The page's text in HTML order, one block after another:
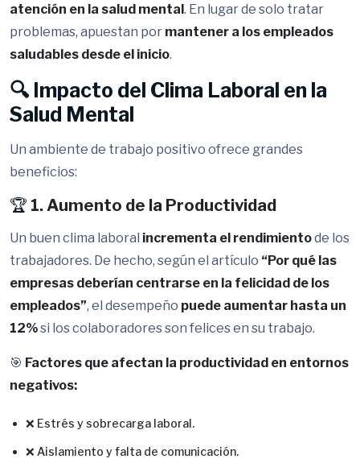
atención en la salud mental. En lugar de solo tratar
problemas, apuestan por mantener a los empleados
saludables desde el inicio.
🔍 Impacto del Clima Laboral en la
Salud Mental
Un ambiente de trabajo positivo ofrece grandes
beneficios:
🏆 1. Aumento de la Productividad
Un buen clima laboral incrementa el rendimientode los
trabajadores. De hecho, según el artículo “Por qué las
empresas deberían centrarse en la felicidad de los
empleados”, el desempeño puede aumentar hasta un
12%si los colaboradores son felices en su trabajo.
🎯 Factores que afectan la productividad en entornos
negativos:
❌ Estrés y sobrecarga laboral.
❌ Aislamiento y falta de comunicación.